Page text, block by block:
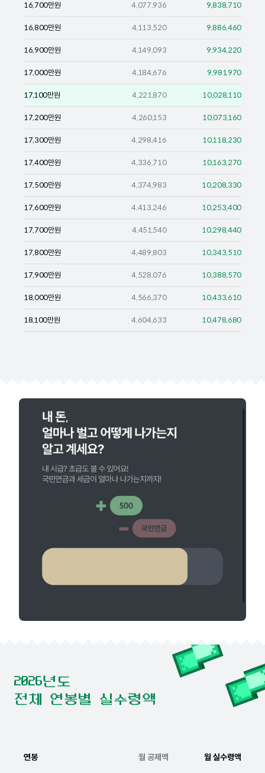
16,700만원 4,077,936 9,838,710
16,800만원 4,113,520 9,886,460
16,900만원 4,149,093 9,934,220
17,000만원 4,184,676 9,981,970
17,100만원 4,221,870 10,028,110
17,200만원 4,260,153 10,073,160
17,300만원 4,298,416 10,118,230
17,400만원 4,336,710 10,163,270
17,500만원 4,374,983 10,208,330
17,600만원 4,413,246 10,253,400
17,700만원 4,451,540 10,298,440
17,800만원 4,489,803 10,343,510
17,900만원 4,528,076 10,388,570
18,000만원 4,566,370 10,433,610
18,100만원 4,604,633 10,478,680
2026년도
전체 연봉별 실수령액
연봉 월 공제액 월 실수령액